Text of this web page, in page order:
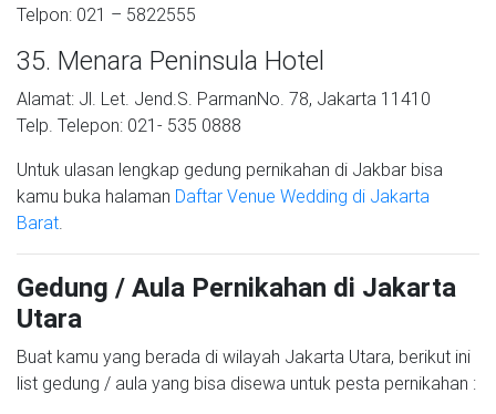
Telpon: 021 – 5822555
35. Menara Peninsula Hotel
Alamat: Jl. Let. Jend.S. ParmanNo. 78, Jakarta 11410
Telp. Telepon: 021- 535 0888
Untuk ulasan lengkap gedung pernikahan di Jakbar bisa
kamu buka halaman Daftar Venue Wedding di Jakarta
Barat
Gedung / Aula Pernikahan di Jakarta
Utara
Buat kamu yang berada di wilayah Jakarta Utara, berikut ini
list gedung / aula yang bisa disewa untuk pesta pernikahan :